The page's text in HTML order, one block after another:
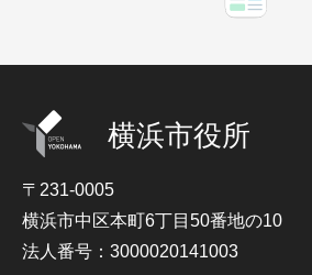
横浜市役所
〒231-0005
横浜市中区本町6丁目50番地の10
法人番号：3000020141003